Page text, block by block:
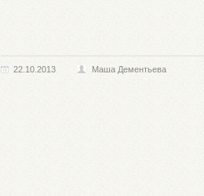
22.10.2013 Маша Дементьева